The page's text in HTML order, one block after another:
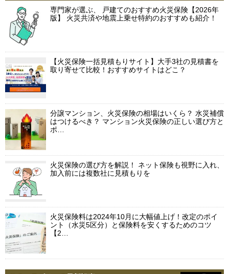
・住まいる共済（全労災）
専門家が選ぶ、 戸建てのおすすめ火災保険【2026年
版】 火災共済や地震上乗せ特約のおすすめも紹介！
【火災保険一括見積もりサイト】大手3社の見積書を
取り寄せて比較！おすすめサイトはどこ？
分譲マンション、火災保険の相場はいくら？ 水災補償
はつけるべき？ マンション火災保険の正しい選び方と
ポ…
火災保険の選び方を解説！ ネット保険も視野に入れ、
加入前には複数社に見積もりを
火災保険料は2024年10月に大幅値上げ！改定のポイ
ント（水災5区分）と保険料を安くするためのコツ
【2…